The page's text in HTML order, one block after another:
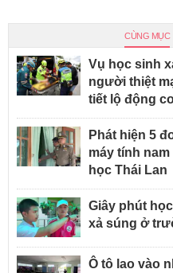
CÙNG MỤC
Vụ học sinh
người thiệt
tiết lộ động
Phát hiện 5
máy tính
học Thái Lan
Giây phút
xả súng ở
Ô tô lao vào